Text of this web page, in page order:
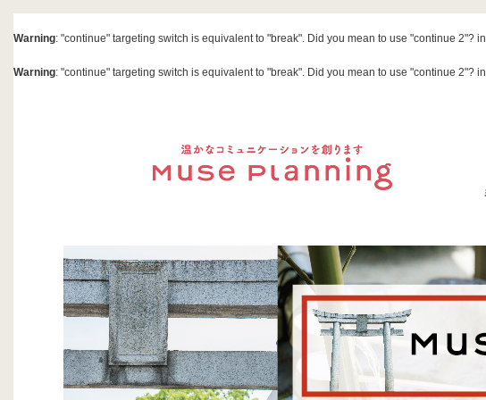
Warning: "continue" targeting switch is equivalent to "break". Did you mean to use "continue 2"? in
Warning: "continue" targeting switch is equivalent to "break". Did you mean to use "continue 2"? in